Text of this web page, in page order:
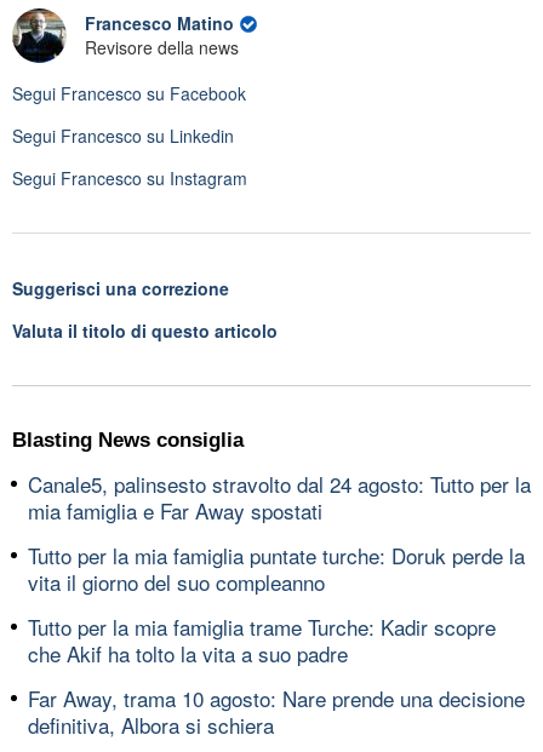
Francesco Matino
Revisore della news
Segui Francesco su Facebook
Segui Francesco su Linkedin
Segui Francesco su Instagram
Suggerisci una correzione
Valuta il titolo di questo articolo
Blasting News consiglia
Canale5, palinsesto stravolto dal 24 agosto: Tutto per la
mia famiglia e Far Away spostati
Tutto per la mia famiglia puntate turche: Doruk perde la
vita il giorno del suo compleanno
Tutto per la mia famiglia trame Turche: Kadir scopre
che Akif ha tolto la vita a suo padre
Far Away, trama 10 agosto: Nare prende una decisione
definitiva, Albora si schiera